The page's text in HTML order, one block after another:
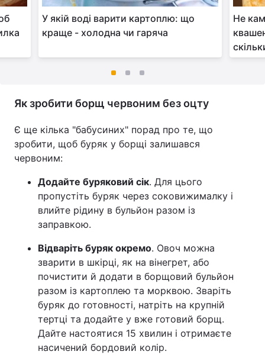
У якій воді варити картоплю: що
краще - холодна чи гаряча
Не
Як зробити борщ червоним без оцту
Є ще кілька "бабусиних" порад про те, що
зробити, щоб буряк у борщі залишався
червоним:
Додайте буряковий сік. Для цього
пропустіть буряк через соковижималку і
влийте рідину в бульйон разом із
заправкою.
Відваріть буряк окремо. Овоч можна
зварити в шкірці, як на вінегрет, або
почистити й додати в борщовий бульйон
разом із картоплею та морквою. Зваріть
буряк до готовності, натріть на крупній
тертці та додайте у вже готовий борщ.
Дайте настоятися 15 хвилин і отримаєте
насичений бордовий колір.